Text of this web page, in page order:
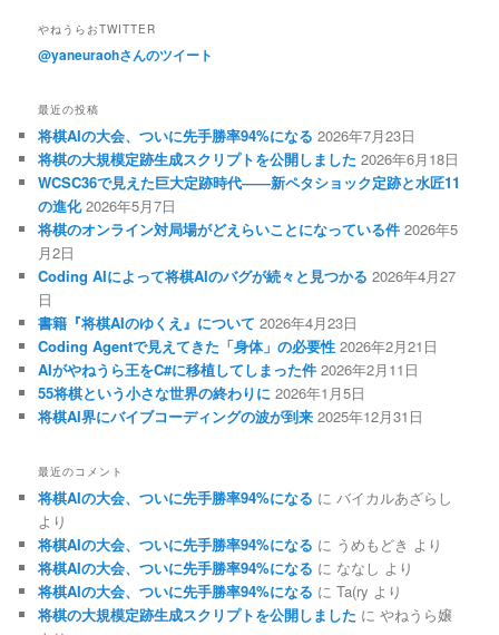
やねうらおTWITTER
@yaneuraohさんのツイート
最近の投稿
将棋AIの大会、ついに先手勝率94%になる 2026年7月23日
将棋の大規模定跡生成スクリプトを公開しました 2026年6月18日
WCSC36で見えた巨大定跡時代――新ペタショック定跡と水匠11
の進化 2026年5月7日
将棋のオンライン対局場がどえらいことになっている件 2026年5
月2日
Coding AIによって将棋AIのバグが続々と見つかる 2026年4月27
日
書籍『将棋AIのゆくえ』について 2026年4月23日
Coding Agentで見えてきた「身体」の必要性 2026年2月21日
AIがやねうら王をC#に移植してしまった件 2026年2月11日
55将棋という小さな世界の終わりに 2026年1月5日
将棋AI界にバイブコーディングの波が到来 2025年12月31日
最近のコメント
将棋AIの大会、ついに先手勝率94%になる にバイカルあざらし
より
将棋AIの大会、ついに先手勝率94%になる に うめもどき より
将棋AIの大会、ついに先手勝率94%になる に ななし より
将棋AIの大会、ついに先手勝率94%になる にTa(ry より
将棋の大規模定跡生成スクリプトを公開しました にやねうら嬢